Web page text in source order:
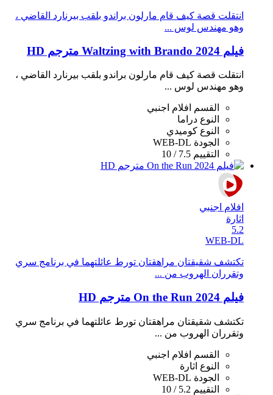
انتقلت قصة كيف قام مارلون براندو بلقب بيرنارد القاضي ،
وهو مهندس لوس ...
فيلم Waltzing with Brando 2024 مترجم HD
انتقلت قصة كيف قام مارلون براندو بلقب بيرنارد القاضي ،
وهو مهندس لوس ...
القسم افلام اجنبي
النوع دراما
النوع كوميدي
الجودة WEB-DL
التقييم 7.5 / 10
افلام اجنبي
اثارة
5.2
WEB-DL
تكتشف شقيقتان مراهقتان تورط عائلتهما في برنامج سري
وتقرران الهروب من ...
فيلم On the Run 2024 مترجم HD
تكتشف شقيقتان مراهقتان تورط عائلتهما في برنامج سري
وتقرران الهروب من ...
القسم
افلام اجنبي
النوع اثارة
الجودة WEB-DL
التقييم 5.2 / 10